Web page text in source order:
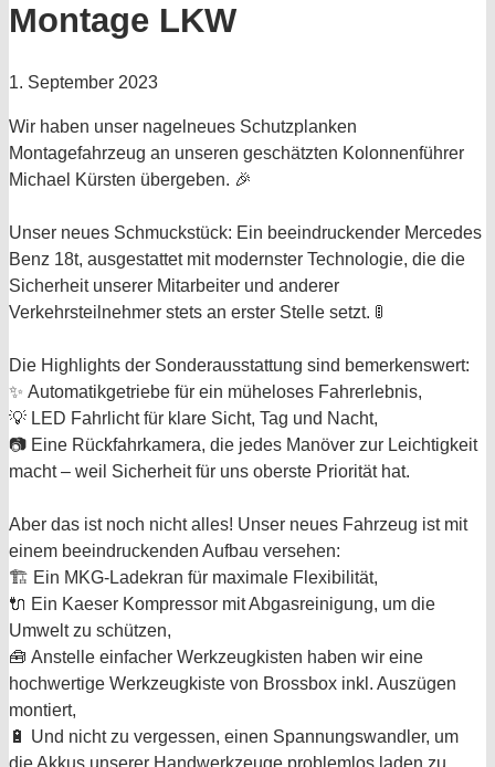
Montage LKW
1. September 2023
Wir haben unser nagelneues Schutzplanken
Montagefahrzeug an unseren geschätzten Kolonnenführer
Michael Kürsten übergeben. 🎉
Unser neues Schmuckstück: Ein beeindruckender Mercedes
Benz 18t, ausgestattet mit modernster Technologie, die die
Sicherheit unserer Mitarbeiter und anderer
Verkehrsteilnehmer stets an erster Stelle setzt. 🚦
Die Highlights der Sonderausstattung sind bemerkenswert:
✨ Automatikgetriebe für ein müheloses Fahrerlebnis,
💡 LED Fahrlicht für klare Sicht, Tag und Nacht,
📷 Eine Rückfahrkamera, die jedes Manöver zur Leichtigkeit
macht – weil Sicherheit für uns oberste Priorität hat.
Aber das ist noch nicht alles! Unser neues Fahrzeug ist mit
einem beeindruckenden Aufbau versehen:
🏗️ Ein MKG-Ladekran für maximale Flexibilität,
🔌 Ein Kaeser Kompressor mit Abgasreinigung, um die
Umwelt zu schützen,
🧰 Anstelle einfacher Werkzeugkisten haben wir eine
hochwertige Werkzeugkiste von Brossbox inkl. Auszügen
montiert,
🔋 Und nicht zu vergessen, einen Spannungswandler, um